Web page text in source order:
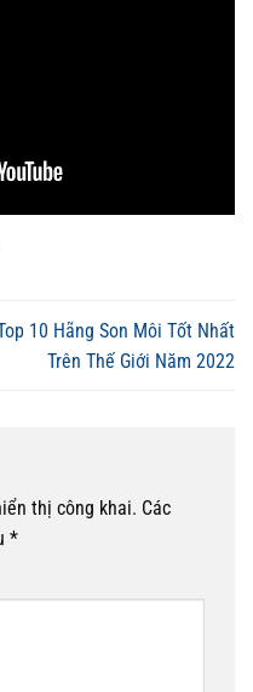
10 Hãng Son Môi Tốt Nhất
Trên Thế Giới Năm 2022
thị công khai. Các
*